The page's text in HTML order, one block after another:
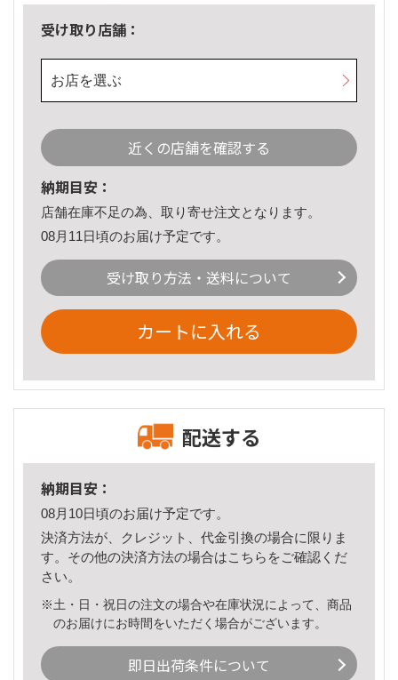
受け取り店舗：
お店を選ぶ
近くの店舗を確認する
納期目安：
店舗在庫不足の為、取り寄せ注文となります。
08月11日頃のお届け予定です。
受け取り方法・送料について
カートに入れる
配送する
納期目安：
08月10日頃のお届け予定です。
決済方法が、クレジット、代金引換の場合に限りま
す。その他の決済方法の場合はこちら をご確認くだ
さい。
※土・日・祝日の注文の場合や在庫状況によって、商品
のお届けにお時間をいただく場合がございます。
即日出荷条件について